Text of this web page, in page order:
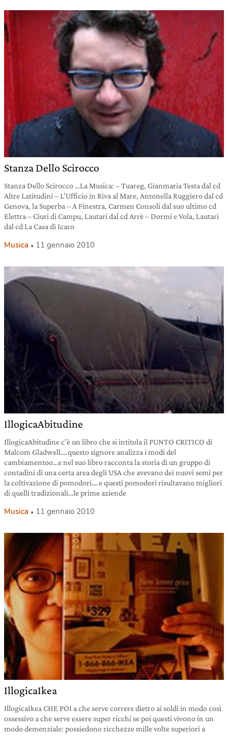
Stanza Dello Scirocco
Stanza Dello Scirocco …La Musica: – Tuareg, Gianmaria Testa dal cd
Altre Latitudini – L’Ufficio in Riva al Mare, Antonella Ruggiero dal cd
Genova, la Superba – A Finestra, Carmen Consoli dal suo ultimo cd
Elettra – Ciuri di Campu, Lautari dal cd Arrè – Dormi e Vola, Lautari
dal cd La Casa di Icaro
Musica 11 gennaio 2010
IllogicaAbitudine
IllogicaAbitudine c’è un libro che si intitola il PUNTO CRITICO di
Malcom Gladwell….questo signore analizza i modi del
cambiamentoo…e nel suo libro racconta la storia di un gruppo di
contadini di una certa area degli USA che avevano dei nuovi semi per
la coltivazione di pomodori….e questi pomodori risultavano migliori
di quelli tradizionali…le prime aziende
Musica 11 gennaio 2010
IllogicaIkea
IllogicaIkea CHE POI a che serve correre dietro ai soldi in modo così
ossessivo a che serve essere super ricchi se poi questi vivono in un
modo demenziale: possiedono ricchezze mille volte superiori a